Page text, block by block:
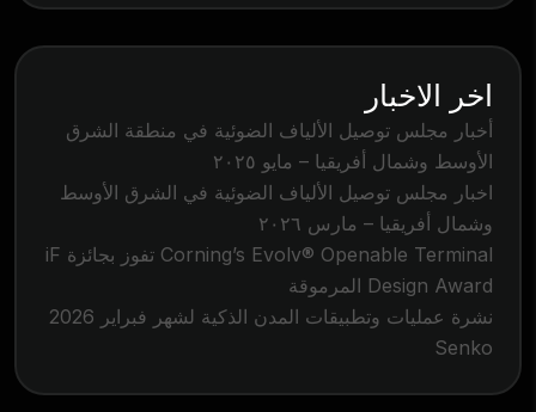
اخر الاخبار
أخبار مجلس توصيل الألياف الضوئية في منطقة الشرق
الأوسط وشمال أفريقيا – مايو ٢٠٢٥
اخبار مجلس توصيل الألياف الضوئية في الشرق الأوسط
وشمال أفريقيا – مارس ٢٠٢٦
Corning’s Evolv® Openable Terminal تفوز بجائزة iF
Design Award المرموقة
نشرة عمليات وتطبيقات المدن الذكية لشهر فبراير 2026
Senko